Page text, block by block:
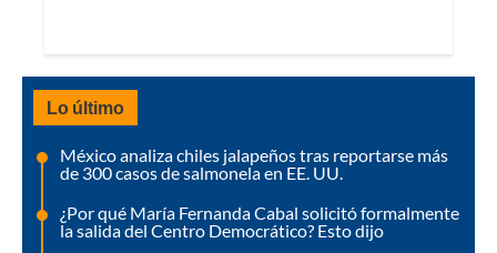
Lo último
México analiza chiles jalapeños tras reportarse más
de 300 casos de salmonela en EE. UU.
¿Por qué María Fernanda Cabal solicitó formalmente
la salida del Centro Democrático? Esto dijo